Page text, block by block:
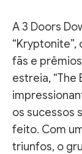
A 3 Doors
fãs e
estreia, “The
os sucessos
feito. Com
triunfos, o